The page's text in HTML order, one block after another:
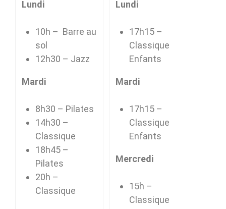
Lundi
10h – Barre au
sol
12h30 – Jazz
Mardi
8h30 – Pilates
14h30 –
Classique
18h45 –
Pilates
20h –
Classique
Lundi
17h15 –
Classique
Enfants
Mardi
17h15 –
Classique
Enfants
Mercredi
15h –
Classique